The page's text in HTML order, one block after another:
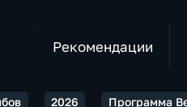
Рекомендации
2026 Программа